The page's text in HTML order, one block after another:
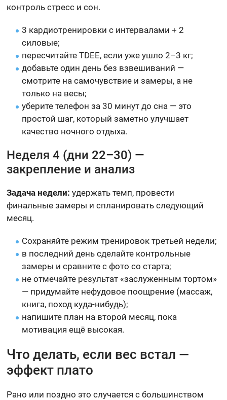
контроль стресс и сон.
3 кардиотренировки с интервалами + 2
силовые;
пересчитайте TDEE, если уже ушло 2–3 кг;
добавьте один день без взвешиваний —
смотрите на самочувствие и замеры, а не
только на весы;
уберите телефон за 30 минут до сна — это
простой шаг, который заметно улучшает
качество ночного отдыха.
Неделя 4 (дни 22–30) —
закрепление и анализ
Задача недели: удержать темп, провести
финальные замеры и спланировать следующий
месяц.
Сохраняйте режим тренировок третьей недели;
в последний день сделайте контрольные
замеры и сравните с фото со старта;
не отмечайте результат «заслуженным тортом»
— придумайте нефудовое поощрение (массаж,
книга, поход куда-нибудь);
напишите план на второй месяц, пока
мотивация ещё высокая.
Что делать, если вес встал —
эффект плато
Рано или поздно это случается с большинством